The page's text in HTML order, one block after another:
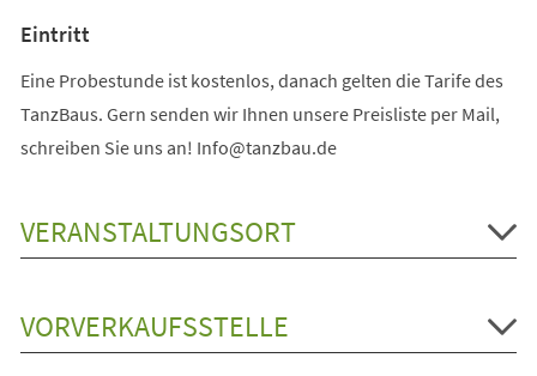
Eintritt
Eine Probestunde ist kostenlos, danach gelten die Tarife des
TanzBaus. Gern senden wir Ihnen unsere Preisliste per Mail,
schreiben Sie uns an! Info@tanzbau.de
VERANSTALTUNGSORT
VORVERKAUFSSTELLE